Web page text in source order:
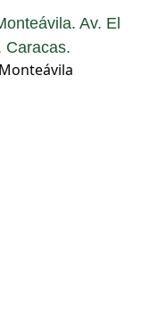
Av. El
Caracas.